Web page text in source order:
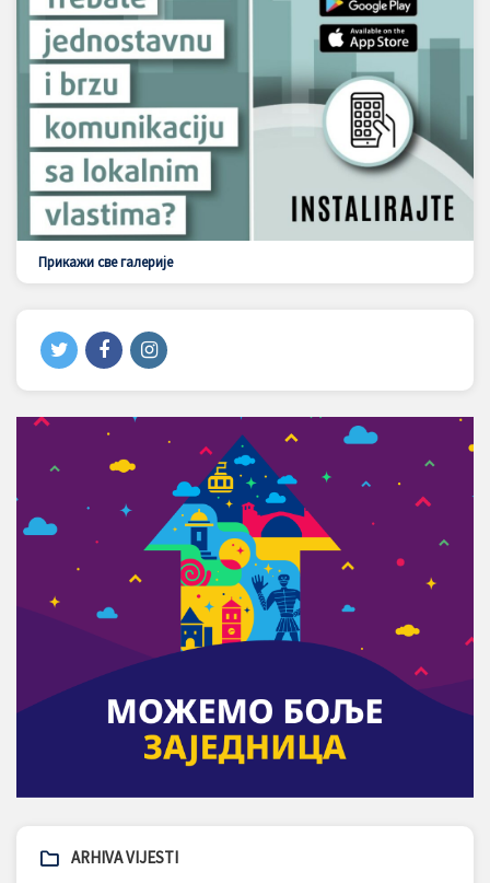
Прикажи све галерије
ARHIVA VIJESTI